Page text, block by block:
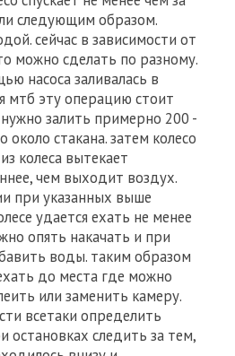
следующим образом.
сейчас в зависимости от
можно сделать по разному.
насоса заливалась в
мтб эту операцию стоит
залить примерно 200 -
около стакана. затем колесо
колеса вытекает
чем выходит воздух.
при указанных выше
удается ехать не менее
опять накачать и при
воды. таким образом
до места где можно
или заменить камеру.
всетаки определить
остановках следить за тем,